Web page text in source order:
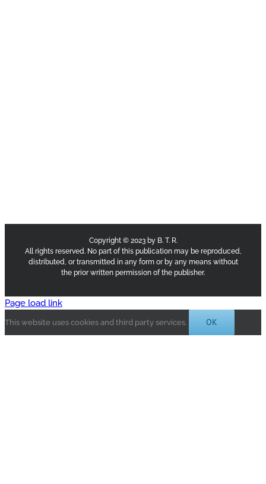
Copyright © 2023 by B. T. R.
All rights reserved. No part of this publication may be reproduced,
distributed, or transmitted in any form or by any means without
the prior written permission of the publisher.
Page load link
This website uses cookies and third party services. OK